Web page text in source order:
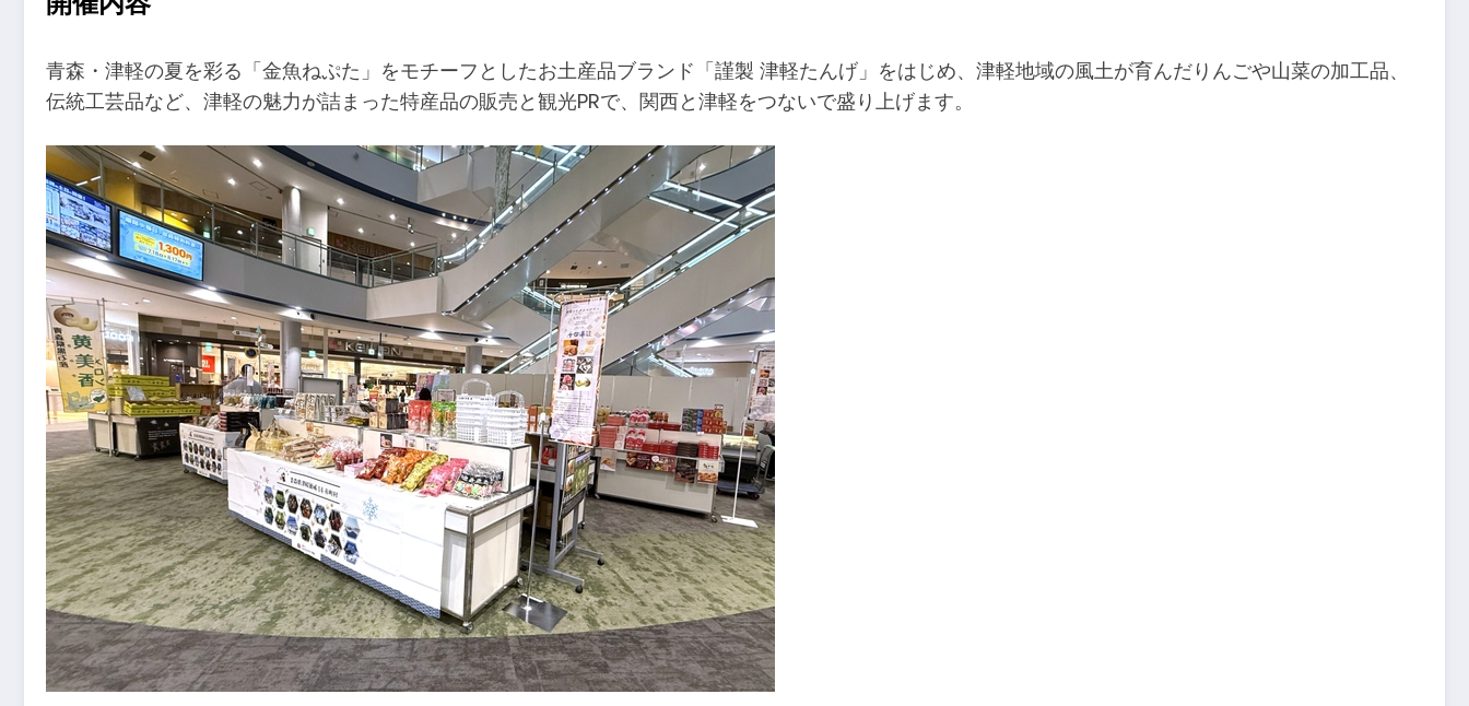
青森・津軽の夏を彩る「金魚ねぷた」をモチーフとしたお土産品ブランド「謹製 津軽たんげ」をはじめ、津軽地域の風土が育んだりんごや山菜の加工品、
伝統工芸品など、津軽の魅力が詰まった特産品の販売と観光PRで、関西と津軽をつないで盛り上げます。